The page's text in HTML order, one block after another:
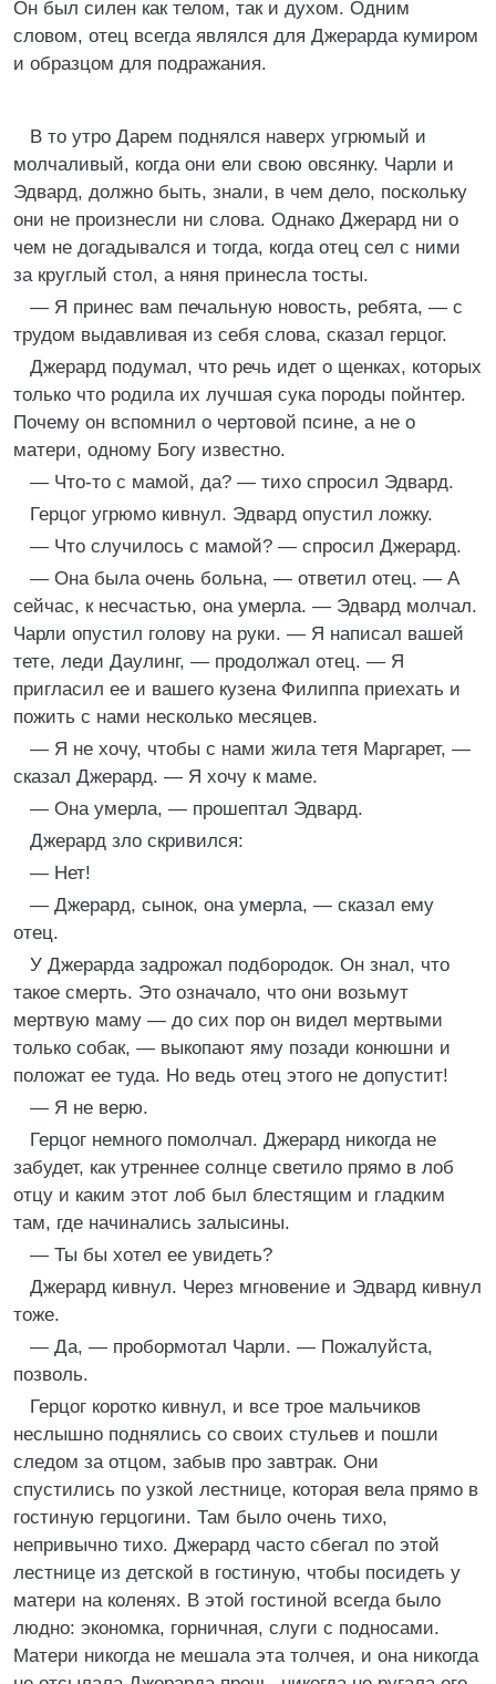
Он был силен как телом, так и духом. Одним
словом, отец всегда являлся для Джерарда кумиром
и образцом для подражания.
В то утро Дарем поднялся наверх угрюмый и
молчаливый, когда они ели свою овсянку. Чарли и
Эдвард, должно быть, знали, в чем дело, поскольку
они не произнесли ни слова. Однако Джерард ни о
чем не догадывался и тогда, когда отец сел с ними
за круглый стол, а няня принесла тосты.
— Я принес вам печальную новость, ребята, — с
трудом выдавливая из себя слова, сказал герцог.
Джерард подумал, что речь идет о щенках, которых
только что родила их лучшая сука породы пойнтер.
Почему он вспомнил о чертовой псине, а не о
матери, одному Богу известно.
— Что-то с мамой, да? — тихо спросил Эдвард.
Герцог угрюмо кивнул. Эдвард опустил ложку.
— Что случилось с мамой? — спросил Джерард.
— Она была очень больна, — ответил отец. — А
сейчас, к несчастью, она умерла. — Эдвард молчал.
Чарли опустил голову на руки. — Я написал вашей
тете, леди Даулинг, — продолжал отец. — Я
пригласил ее и вашего кузена Филиппа приехать и
пожить с нами несколько месяцев.
— Я не хочу, чтобы с нами жила тетя Маргарет, —
сказал Джерард. — Я хочу к маме.
— Она умерла, — прошептал Эдвард.
Джерард зло скривился:
— Нет!
— Джерард, сынок, она умерла, — сказал ему
отец.
У Джерарда задрожал подбородок. Он знал, что
такое смерть. Это означало, что они возьмут
мертвую маму — до сих пор он видел мертвыми
только собак, — выкопают яму позади конюшни и
положат ее туда. Но ведь отец этого не допустит!
— Я не верю.
Герцог немного помолчал. Джерард никогда не
забудет, как утреннее солнце светило прямо в лоб
отцу и каким этот лоб был блестящим и гладким
там, где начинались залысины.
— Ты бы хотел ее увидеть?
Джерард кивнул. Через мгновение и Эдвард кивнул
тоже.
— Да, — пробормотал Чарли. — Пожалуйста,
позволь.
Герцог коротко кивнул, и все трое мальчиков
неслышно поднялись со своих стульев и пошли
следом за отцом, забыв про завтрак. Они
спустились по узкой лестнице, которая вела прямо в
гостиную герцогини. Там было очень тихо,
непривычно тихо. Джерард часто сбегал по этой
лестнице из детской в гостиную, чтобы посидеть у
матери на коленях. В этой гостиной всегда было
людно: экономка, горничная, слуги с подносами.
Матери никогда не мешала эта толчея, и она никогда